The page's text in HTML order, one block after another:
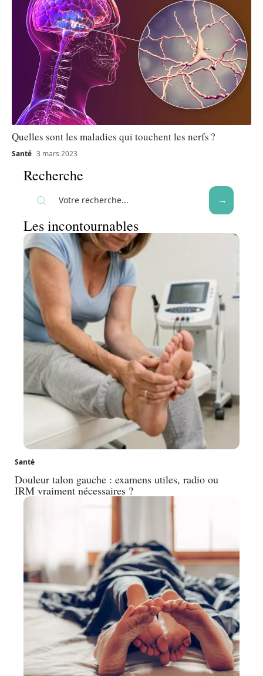
Quelles sont les maladies qui touchent les nerfs ?
Santé 3 mars 2023
Recherche
Les incontournables
Santé
Douleur talon gauche : examens utiles, radio ou
IRM vraiment nécessaires ?